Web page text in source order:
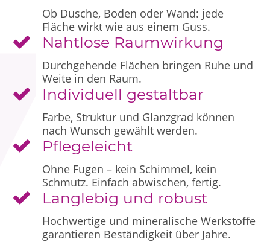
Ob Dusche, Boden oder Wand: jede
Fläche wirkt wie aus einem Guss.
Nahtlose Raumwirkung
Durchgehende Flächen bringen Ruhe und
Weite in den Raum.
Individuell gestaltbar
Farbe, Struktur und Glanzgrad können
nach Wunsch gewählt werden.
Pflegeleicht
Ohne Fugen – kein Schimmel, kein
Schmutz. Einfach abwischen, fertig.
Langlebig und robust
Hochwertige und mineralische Werkstoffe
garantieren Beständigkeit über Jahre.